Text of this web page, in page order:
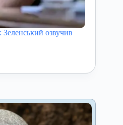
Зеленський озвучив